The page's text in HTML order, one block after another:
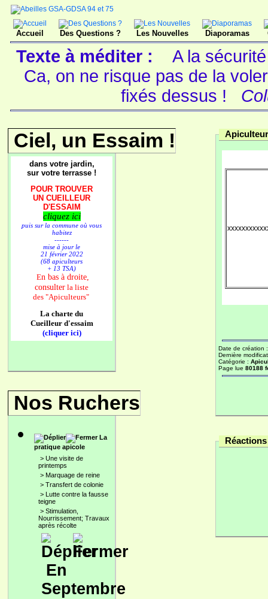
Accueil Des Questions ? Les Nouvelles Diaporamas
Texte à méditer :
A la
Ca, on ne risque pas de la
fixés dessus !
Ciel, un Essaim !
dans votre jardin,
sur votre terrasse !
POUR TROUVER
UN CUEILLEUR
D'ESSAIM
cliquez ici
puis sur la commune où vous
habitez
------
mise à jour le
21 février 2022
(68 apiculteurs
+ 13 TSA)
En bas à droite,
consulter la liste
des "Apiculteurs"
La charte du
Cueilleur d'essaim
(cliquer ici)
Nos Ruchers
La
pratique apicole
> Une visite de
printemps
> Marquage de reine
> Transfert de colonie
> Lutte contre la fausse
teigne
> Stimulation,
Nourrissement; Travaux
après récolte
En
Septembre
Date de création
Dernière
Catégorie :
Page lue 80188